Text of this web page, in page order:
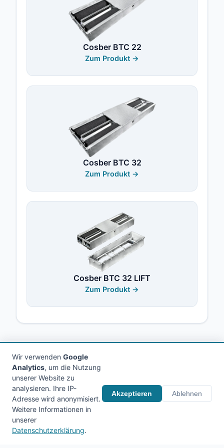
Cosber BTC 22
Zum Produkt →
Cosber BTC 32
Zum Produkt →
Cosber BTC 32 LIFT
Zum Produkt →
© 2026 Holitschke Werkstattausrüstung. Alle
Rechte vorbehalten.
Impressum
Wir verwenden Google
Analytics, um die Nutzung
unserer Website zu
analysieren. Ihre IP-
Adresse wird anonymisiert.
Weitere Informationen in
unserer
Datenschutzerklärung.
Akzeptieren Ablehnen